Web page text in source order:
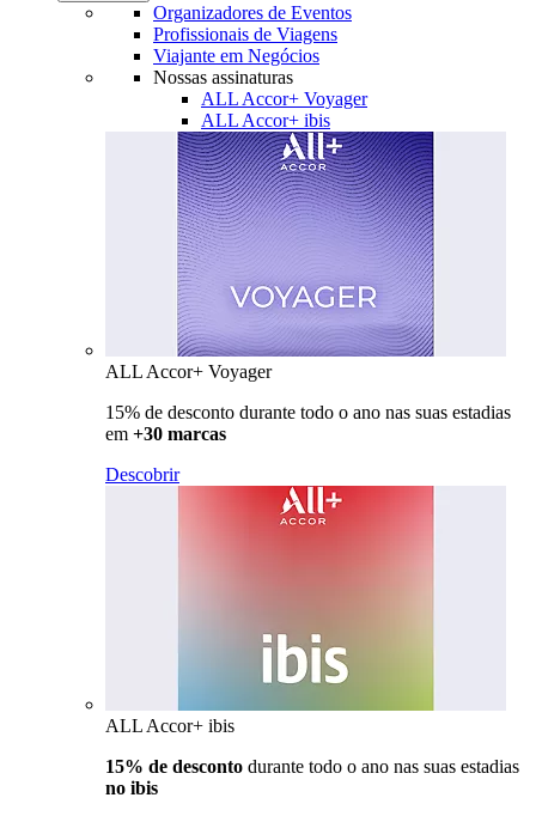
Organizadores de Eventos
Profissionais de Viagens
Viajante em Negócios
Nossas assinaturas
ALL Accor+ Voyager
ALL Accor+ ibis
ALL Accor+ Voyager
15% de desconto durante todo o ano nas suas estadias
em +30 marcas
Descobrir
ALL Accor+ ibis
15% de desconto durante todo o ano nas suas estadias
no ibis